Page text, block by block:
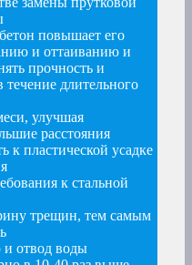
повышает его
и оттаиванию и
прочность и
длительного
улучшая
расстояния
к пластической усадке
к стальной
трещин, тем самым
и отвод воды